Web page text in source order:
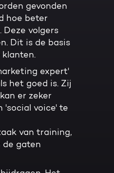
gevonden
hoe beter
volgers
Dit is de basis
expert'
het goed is. Zij
er zeker
'social voice' te
van training,
de gaten